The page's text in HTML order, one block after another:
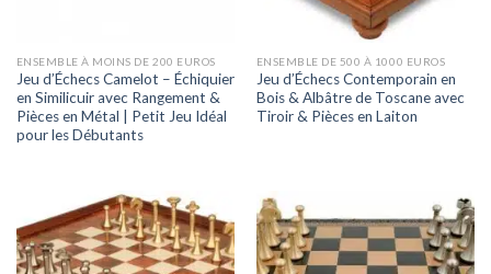
ENSEMBLE À MOINS DE 200 EUROS
Jeu d’Échecs Camelot – Échiquier
en Similicuir avec Rangement &
Pièces en Métal | Petit Jeu Idéal
pour les Débutants
ENSEMBLE DE 500 À 1000 EUROS
Jeu d’Échecs Contemporain en
Bois & Albâtre de Toscane avec
Tiroir & Pièces en Laiton